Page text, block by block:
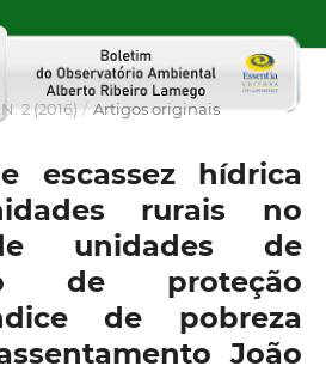
2 (2016) / Artigos originais
escassez hídrica
rurais no
unidades de
de proteção
de pobreza
João